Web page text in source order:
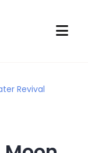
Revival